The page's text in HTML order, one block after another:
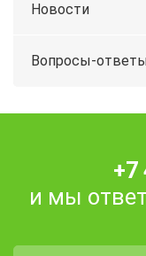
Новости
Вопросы-
+7
и мы